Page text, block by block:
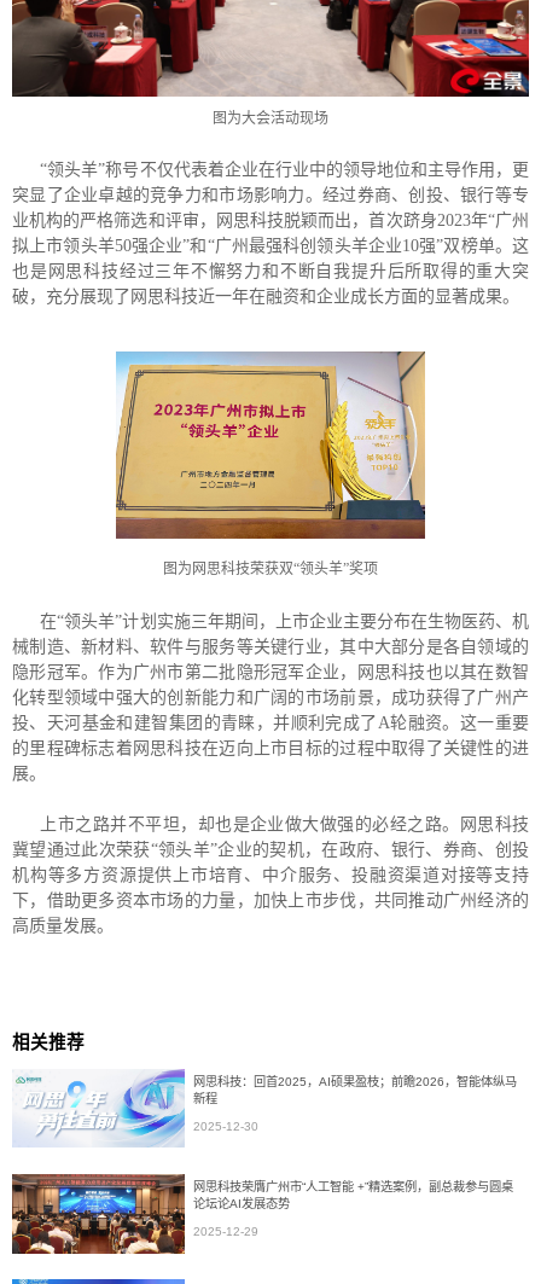
图为大会活动现场
“领头羊”称号不仅代表着企业在行业中的领导地位和主导作用，更
突显了企业卓越的竞争力和市场影响力。经过券商、创投、银行等专
业机构的严格筛选和评审，网思科技脱颖而出，首次跻身2023年“广州
拟上市领头羊50强企业”和“广州最强科创领头羊企业10强”双榜单。这
也是网思科技经过三年不懈努力和不断自我提升后所取得的重大突
破，充分展现了网思科技近一年在融资和企业成长方面的显著成果。
图为网思科技荣获双“领头羊”奖项
在“领头羊”计划实施三年期间，上市企业主要分布在生物医药、机
械制造、新材料、软件与服务等关键行业，其中大部分是各自领域的
隐形冠军。作为广州市第二批隐形冠军企业，网思科技也以其在数智
化转型领域中强大的创新能力和广阔的市场前景，成功获得了广州产
投、天河基金和建智集团的青睐，并顺利完成了A轮融资。这一重要
的里程碑标志着网思科技在迈向上市目标的过程中取得了关键性的进
展。
上市之路并不平坦，却也是企业做大做强的必经之路。网思科技
冀望通过此次荣获“领头羊”企业的契机，在政府、银行、券商、创投
机构等多方资源提供上市培育、中介服务、投融资渠道对接等支持
下，借助更多资本市场的力量，加快上市步伐，共同推动广州经济的
高质量发展。
相关推荐
网思科技：回首2025，AI硕果盈枝；前瞻2026，智能体纵马
新程
2025-12-30
网思科技荣膺广州市“人工智能 +”精选案例，副总裁参与圆桌
论坛论AI发展态势
2025-12-29